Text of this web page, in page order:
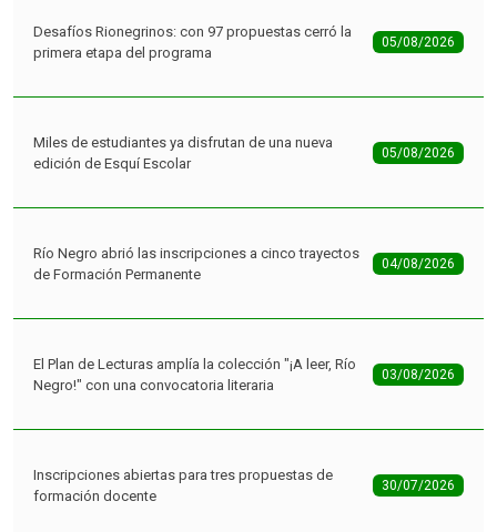
Desafíos Rionegrinos: con 97 propuestas cerró la
primera etapa del programa
05/08/2026
Miles de estudiantes ya disfrutan de una nueva
edición de Esquí Escolar
05/08/2026
Río Negro abrió las inscripciones a cinco trayectos
de Formación Permanente
04/08/2026
El Plan de Lecturas amplía la colección "¡A leer, Río
Negro!" con una convocatoria literaria
03/08/2026
Inscripciones abiertas para tres propuestas de
formación docente
30/07/2026